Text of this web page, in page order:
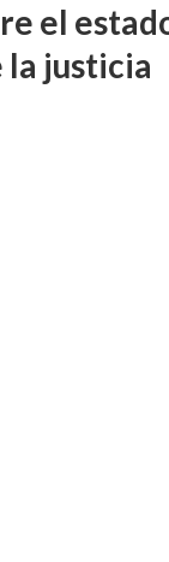
el
la justicia